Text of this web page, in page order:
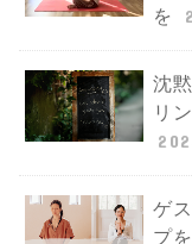
を
沈
リ
ゲ
プ